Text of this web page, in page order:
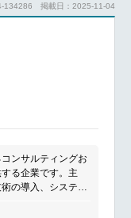
だきながら、社会
手発の新規事業を
を通じて新たな価
に注力ください。
コンサルティング
134286 掲載日：2025-11-04
ンサルティングお
る企業です。主
の導入、システム